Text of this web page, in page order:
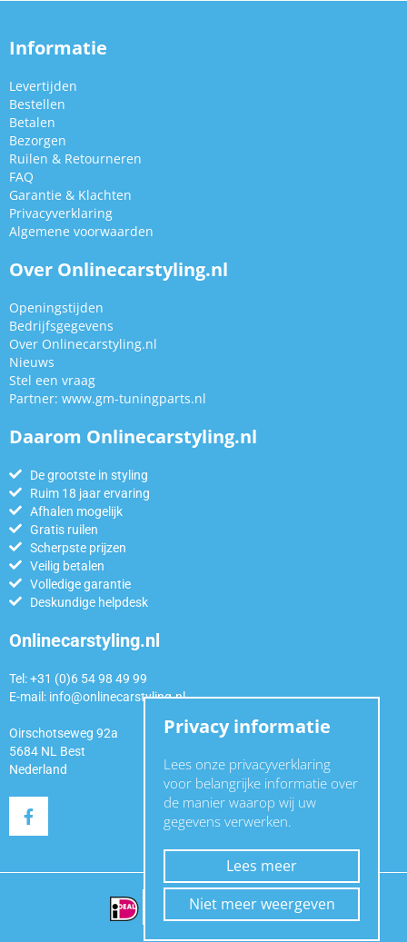
Informatie
Levertijden
Bestellen
Betalen
Bezorgen
Ruilen & Retourneren
FAQ
Garantie & Klachten
Privacyverklaring
Algemene voorwaarden
Over Onlinecarstyling.nl
Openingstijden
Bedrijfsgegevens
Over Onlinecarstyling.nl
Nieuws
Stel een vraag
Partner: www.gm-tuningparts.nl
Daarom Onlinecarstyling.nl
De grootste in styling
Ruim 18 jaar ervaring
Afhalen mogelijk
Gratis ruilen
Scherpste prijzen
Veilig betalen
Volledige garantie
Deskundige helpdesk
Onlinecarstyling.nl
Tel: +31 (0)6 54 98 49 99
E-mail: info@onlinecarstyling.nl
Oirschotseweg 92a
5684 NL Best
Nederland
Privacy informatie
Lees onze privacyverklaring
voor belangrijke informatie over
de manier waarop wij uw
gegevens verwerken.
Lees meer
Niet meer weergeven